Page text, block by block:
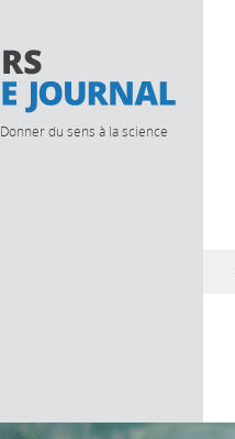
Donner du sens à la science